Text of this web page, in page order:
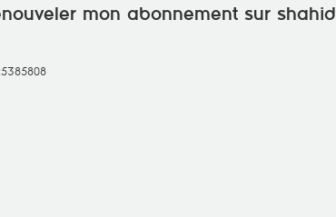
mon abonnement sur shahid